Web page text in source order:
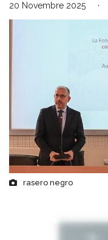
20 Novembre 2025
rasero negro